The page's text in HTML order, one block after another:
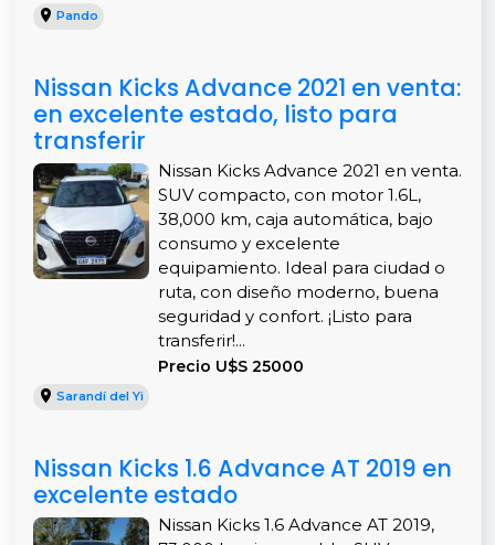
Pando
Nissan Kicks Advance 2021 en venta:
en excelente estado, listo para
transferir
Nissan Kicks Advance 2021 en venta.
SUV compacto, con motor 1.6L,
38,000 km, caja automática, bajo
consumo y excelente
equipamiento. Ideal para ciudad o
ruta, con diseño moderno, buena
seguridad y confort. ¡Listo para
transferir!...
Precio U$S 25000
Sarandí del Yi
Nissan Kicks 1.6 Advance AT 2019 en
excelente estado
Nissan Kicks 1.6 Advance AT 2019,